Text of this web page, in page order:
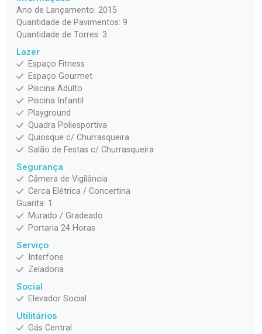
Ano de Lançamento: 2015
Quantidade de Pavimentos: 9
Quantidade de Torres: 3
Lazer
Espaço Fitness
Espaço Gourmet
Piscina Adulto
Piscina Infantil
Playground
Quadra Poliesportiva
Quiosque c/ Churrasqueira
Salão de Festas c/ Churrasqueira
Segurança
Câmera de Vigilância
Cerca Elétrica / Concertina
Guarita: 1
Murado / Gradeado
Portaria 24 Horas
Serviço
Interfone
Zeladoria
Social
Elevador Social
Utilitários
Gás Central